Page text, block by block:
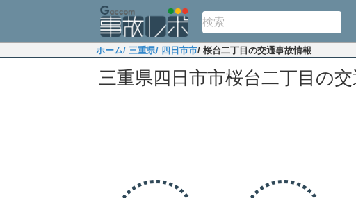
ホーム/ 三重県/ 四日市市/ 桜台二丁目の交通事故情報
三重県四日市市桜台二丁目の